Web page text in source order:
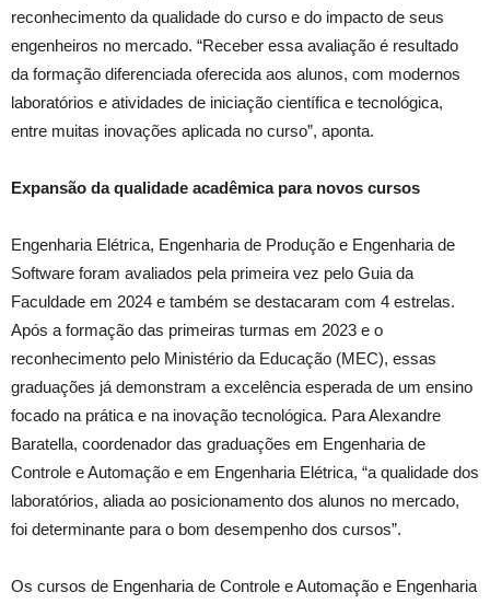
reconhecimento da qualidade do curso e do impacto de seus
engenheiros no mercado. “Receber essa avaliação é resultado
da formação diferenciada oferecida aos alunos, com modernos
laboratórios e atividades de iniciação científica e tecnológica,
entre muitas inovações aplicada no curso”, aponta.
Expansão da qualidade acadêmica para novos cursos
Engenharia Elétrica, Engenharia de Produção e Engenharia de
Software foram avaliados pela primeira vez pelo Guia da
Faculdade em 2024 e também se destacaram com 4 estrelas.
Após a formação das primeiras turmas em 2023 e o
reconhecimento pelo Ministério da Educação (MEC), essas
graduações já demonstram a excelência esperada de um ensino
focado na prática e na inovação tecnológica. Para Alexandre
Baratella, coordenador das graduações em Engenharia de
Controle e Automação e em Engenharia Elétrica, “a qualidade dos
laboratórios, aliada ao posicionamento dos alunos no mercado,
foi determinante para o bom desempenho dos cursos”.
Os cursos de Engenharia de Controle e Automação e Engenharia